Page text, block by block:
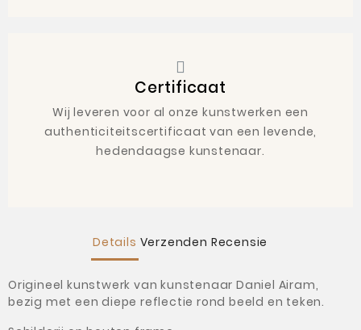
Certificaat
Wij leveren voor al onze kunstwerken een
authenticiteitscertificaat van een levende,
hedendaagse kunstenaar.
Details Verzenden Recensie
Origineel kunstwerk van kunstenaar Daniel Airam,
bezig met een diepe reflectie rond beeld en teken.